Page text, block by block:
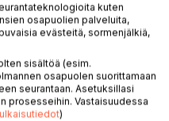
ranskalaisesta
Zolan teoksista
tunnetun kirjallisen
suomennettu, alkujaan
oli verismin
kuten
osapuolien palveluita,
evästeitä, sormenjälkiä,
sisältöä (esim.
osapuolen suorittamaan
seurantaan. Asetuksillasi
prosesseihin. Vastaisuudessa
)